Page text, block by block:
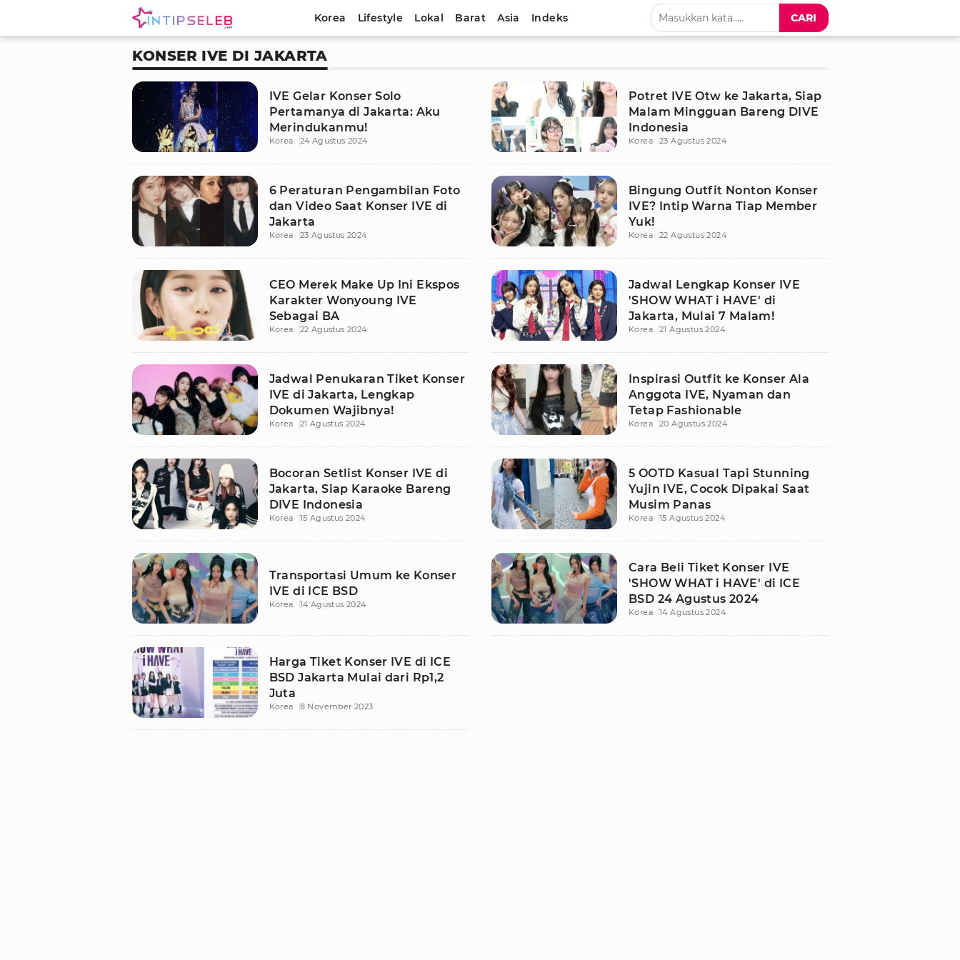
Korea Lifestyle Lokal Barat Asia Indeks CARI
KONSER IVE DI JAKARTA
IVE Gelar Konser Solo
Pertamanya di Jakarta: Aku
Merindukanmu!
Korea 24 Agustus 2024
Potret IVE Otw ke Jakarta, Siap
Malam Mingguan Bareng DIVE
Indonesia
Korea 23 Agustus 2024
6 Peraturan Pengambilan Foto
dan Video Saat Konser IVE di
Jakarta
Korea 23 Agustus 2024
Bingung Outfit Nonton Konser
IVE? Intip Warna Tiap Member
Yuk!
Korea 22 Agustus 2024
CEO Merek Make Up Ini Ekspos
Karakter Wonyoung IVE
Sebagai BA
Korea 22 Agustus 2024
Jadwal Lengkap Konser IVE
'SHOW WHAT i HAVE' di
Jakarta, Mulai 7 Malam!
Korea 21 Agustus 2024
Jadwal Penukaran Tiket Konser
IVE di Jakarta, Lengkap
Dokumen Wajibnya!
Korea 21 Agustus 2024
Inspirasi Outfit ke Konser Ala
Anggota IVE, Nyaman dan
Tetap Fashionable
Korea 20 Agustus 2024
Bocoran Setlist Konser IVE di
Jakarta, Siap Karaoke Bareng
DIVE Indonesia
Korea 15 Agustus 2024
5 OOTD Kasual Tapi Stunning
Yujin IVE, Cocok Dipakai Saat
Musim Panas
Korea 15 Agustus 2024
Transportasi Umum ke Konser
IVE di ICE BSD
Korea 14 Agustus 2024
Cara Beli Tiket Konser IVE
'SHOW WHAT i HAVE' di ICE
BSD 24 Agustus 2024
Korea 14 Agustus 2024
Harga Tiket Konser IVE di ICE
BSD Jakarta Mulai dari Rp1,2
Juta
Korea 8 November 2023